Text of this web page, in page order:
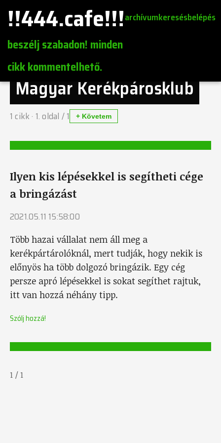
!!444.cafe!!!
beszélj szabadon! minden
cikk kommentelhető.
archívumkeresésbelépés
Magyar Kerékpárosklub
1 cikk · 1. oldal /1 + Követem
Ilyen kis lépésekkel is segítheti cége
a bringázást
2021.05.11 15:58:00
Több hazai vállalat nem áll meg a
kerékpártárolóknál, mert tudják, hogy nekik is
előnyös ha több dolgozó bringázik. Egy cég
persze apró lépésekkel is sokat segíthet rajtuk,
itt van hozzá néhány tipp.
Szólj hozzá!
1 / 1